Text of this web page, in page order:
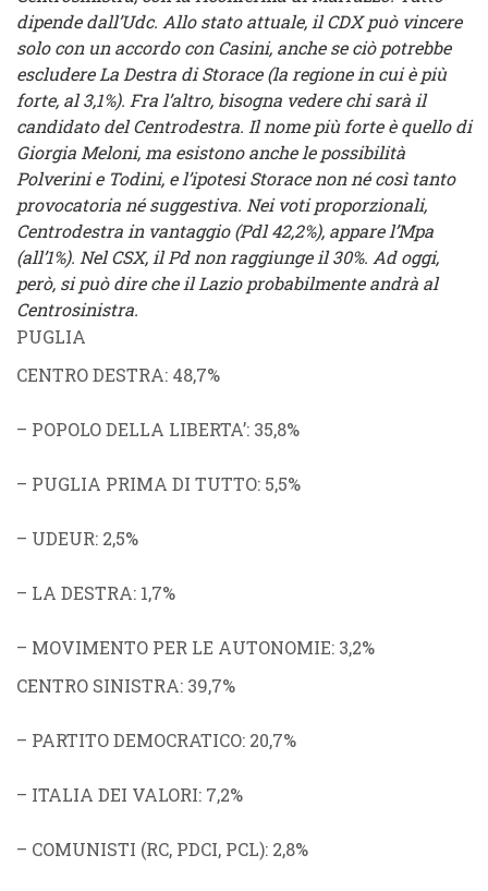
dipende dall’Udc. Allo stato attuale, il CDX può vincere
solo con un accordo con Casini, anche se ciò potrebbe
escludere La Destra di Storace (la regione in cui è più
forte, al 3,1%). Fra l’altro, bisogna vedere chi sarà il
candidato del Centrodestra. Il nome più forte è quello di
Giorgia Meloni, ma esistono anche le possibilità
Polverini e Todini, e l’ipotesi Storace non né così tanto
provocatoria né suggestiva. Nei voti proporzionali,
Centrodestra in vantaggio (Pdl 42,2%), appare l’Mpa
(all’1%). Nel CSX, il Pd non raggiunge il 30%. Ad oggi,
però, si può dire che il Lazio probabilmente andrà al
Centrosinistra.
PUGLIA
CENTRO DESTRA: 48,7%
– POPOLO DELLA LIBERTA’: 35,8%
– PUGLIA PRIMA DI TUTTO: 5,5%
– UDEUR: 2,5%
– LA DESTRA: 1,7%
– MOVIMENTO PER LE AUTONOMIE: 3,2%
CENTRO SINISTRA: 39,7%
– PARTITO DEMOCRATICO: 20,7%
– ITALIA DEI VALORI: 7,2%
– COMUNISTI (RC, PDCI, PCL): 2,8%